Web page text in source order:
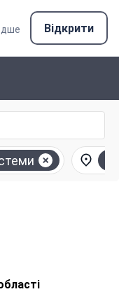
Відкрити